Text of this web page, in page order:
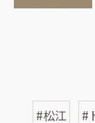
#松江 #